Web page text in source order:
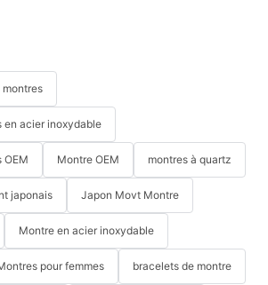
montres
en acier inoxydable
OEM Montre OEM montres à quartz
japonais Japon Movt Montre
Montre en acier inoxydable
pour femmes bracelets de montre